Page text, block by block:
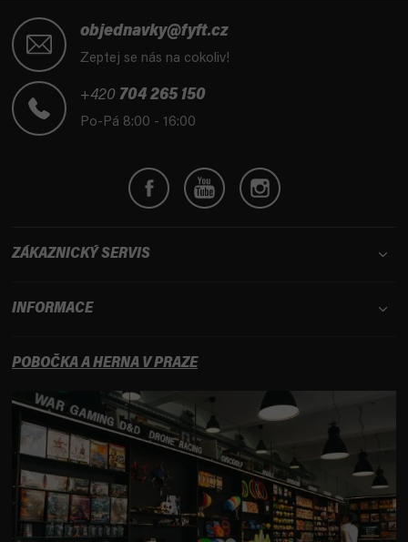
objednavky@fyft.cz
Zeptej se nás na cokoliv!
+420 704 265 150
Po-Pá 8:00 - 16:00
ZÁKAZNICKÝ SERVIS
INFORMACE
POBOČKA A HERNA V PRAZE